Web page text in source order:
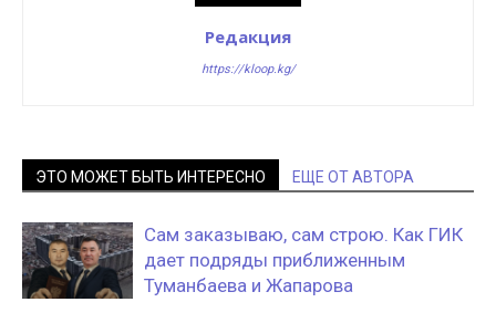
Редакция
https://kloop.kg/
ЭТО МОЖЕТ БЫТЬ ИНТЕРЕСНО ЕЩЕ ОТ АВТОРА
Сам заказываю, сам строю. Как ГИК
дает подряды приближенным
Туманбаева и Жапарова